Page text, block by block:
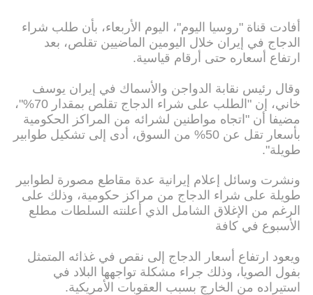
أفادت قناة "روسيا اليوم"، اليوم الأربعاء، بأن طلب شراء
الدجاج في إيران خلال اليومين الماضيين تقلص، بعد
ارتفاع أسعاره حتى أرقام قياسية.
وقال رئيس نقابة الدواجن والأسماك في إيران يوسف
خاني، إن "الطلب على شراء الدجاج تقلص بمقدار 70%"،
مضيفا أن "اتجاه مواطنين لشرائه من المراكز الحكومية
بأسعار تقل عن 50% من السوق، أدى إلى تشكيل طوابير
طويلة".
ونشرت وسائل إعلام إيرانية عدة مقاطع مصورة لطوابير
طويلة على شراء الدجاج من مراكز حكومية، وذلك على
الرغم من الإغلاق الشامل الذي أعلنته السلطات مطلع
الأسبوع في كافة
ويعود ارتفاع أسعار الدجاج إلى نقص في غذائه المتمثل
بفول الصويا، وذلك جراء مشكلة تواجهها البلاد في
استيراده من الخارج بسبب العقوبات الأمريكية.